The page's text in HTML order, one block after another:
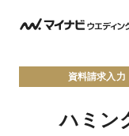
資料請求入力
ハミン